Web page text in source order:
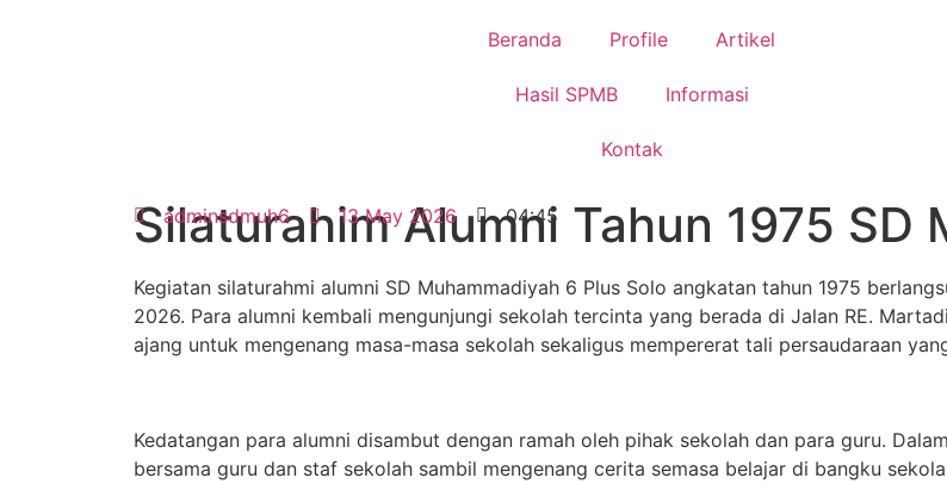
Beranda Profile Artikel
Hasil SPMB Informasi
Kontak
adminsdmuh6 13 May 2026 04:45
Silaturahim Alumni Tahun 1975 SD
Kegiatan silaturahmi alumni SD Muhammadiyah 6 Plus Solo angkatan tahun 1975
2026. Para alumni kembali mengunjungi sekolah tercinta yang berada di Jalan RE.
ajang untuk mengenang masa-masa sekolah sekaligus mempererat tali persaudaraan
Kedatangan para alumni disambut dengan ramah oleh pihak sekolah dan para guru.
bersama guru dan staf sekolah sambil mengenang cerita semasa belajar di bangku